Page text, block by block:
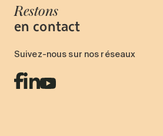
Restons
en contact
Suivez-nous sur nos réseaux